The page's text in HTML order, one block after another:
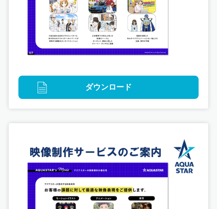
デジタルマーケティング
兵庫県
『18歳になったら成人してた件』
ダウンロード